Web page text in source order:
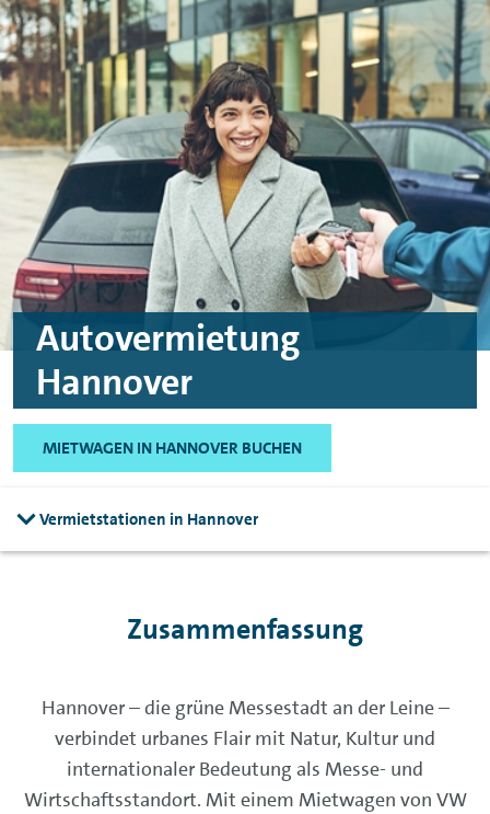
Skip to main content
Skip to footer
Autovermietung
Hannover
MIETWAGEN IN HANNOVER BUCHEN
Vermietstationen in Hannover
Zusammenfassung
Hannover – die grüne Messestadt an der Leine –
verbindet urbanes Flair mit Natur, Kultur und
internationaler Bedeutung als Messe- und
Wirtschaftsstandort. Mit einem Mietwagen von VW